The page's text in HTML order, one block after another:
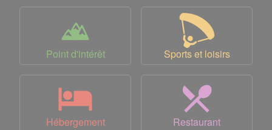
Point d'intérêt Sports et loisirs
Hébergement Restaurant